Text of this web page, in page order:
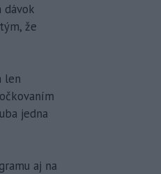
dávok
že
len
jedna
aj na